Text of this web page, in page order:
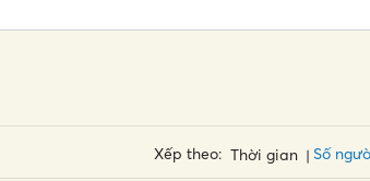
Xếp theo: Thời gian Số